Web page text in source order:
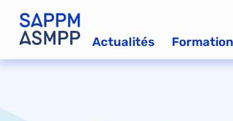
Actualités